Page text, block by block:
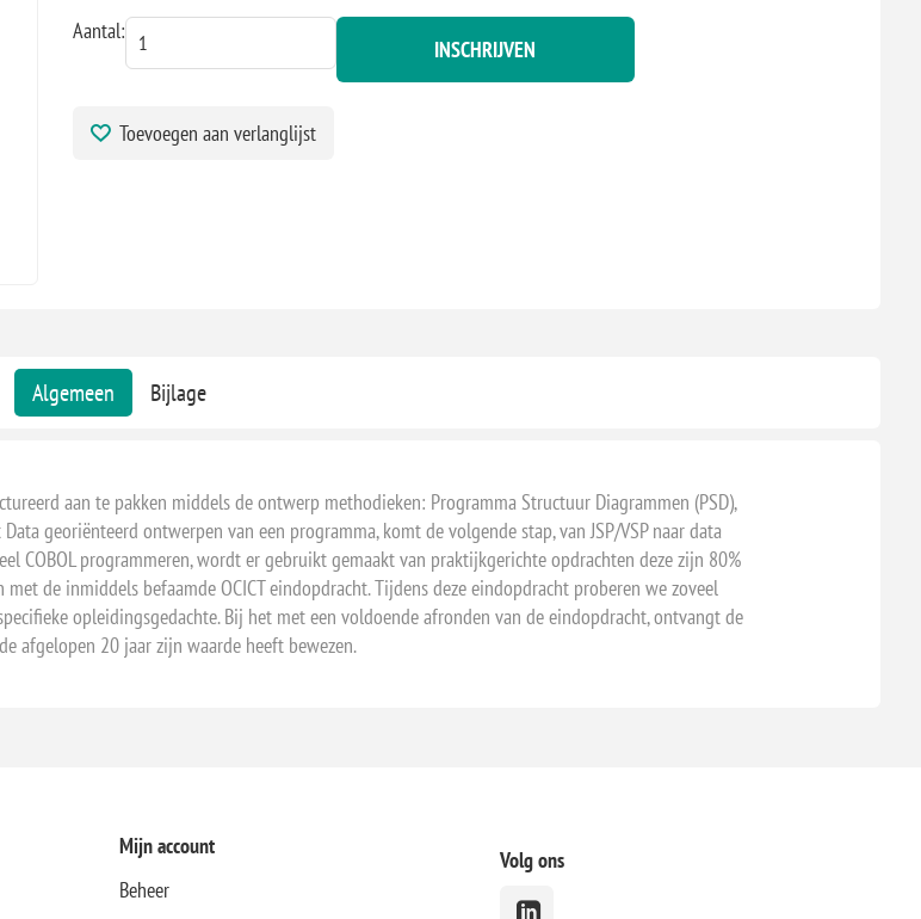
Aantal:
INSCHRIJVEN
Toevoegen aan verlanglijst
Algemeen Bijlage
aan te pakken middels de ontwerp methodieken: Programma Structuur Diagrammen (PSD),
georiënteerd ontwerpen van een programma, komt de volgende stap, van JSP/VSP naar data
COBOL programmeren, wordt er gebruikt gemaakt van praktijkgerichte opdrachten deze zijn 80%
de inmiddels befaamde OCICT eindopdracht. Tijdens deze eindopdracht proberen we zoveel
opleidingsgedachte. Bij het met een voldoende afronden van de eindopdracht, ontvangt de
afgelopen 20 jaar zijn waarde heeft bewezen.
Mijn account
Beheer
Volg ons